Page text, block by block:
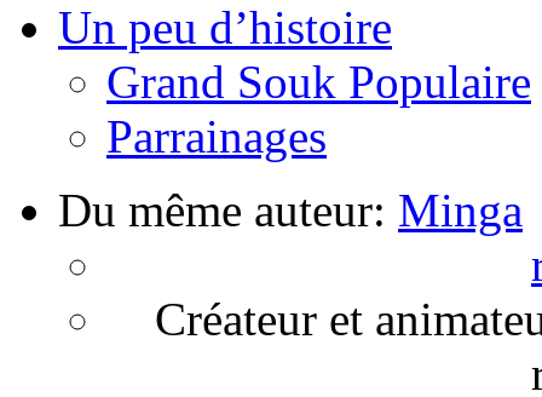
Un peu d’histoire
Grand Souk Populaire
Parrainages
Du même auteur: Minga
Créateur et